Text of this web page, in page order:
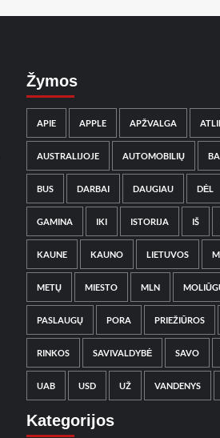
Žymos
APIE APPLE APŽVALGA
AUSTRALIJOJE AUTOMOBILIŲ
BUS DARBAI DAUGIAU DĖL
GAMINA IKI ISTORIJA IŠ
KAUNE KAUNO LIETUVOS
METŲ MIESTO MLN
PASLAUGŲ PORA PRIEŽIŪROS
RINKOS SAVIVALDYBĖ SAVO
UAB USD UŽ VANDENYS
Kategorijos